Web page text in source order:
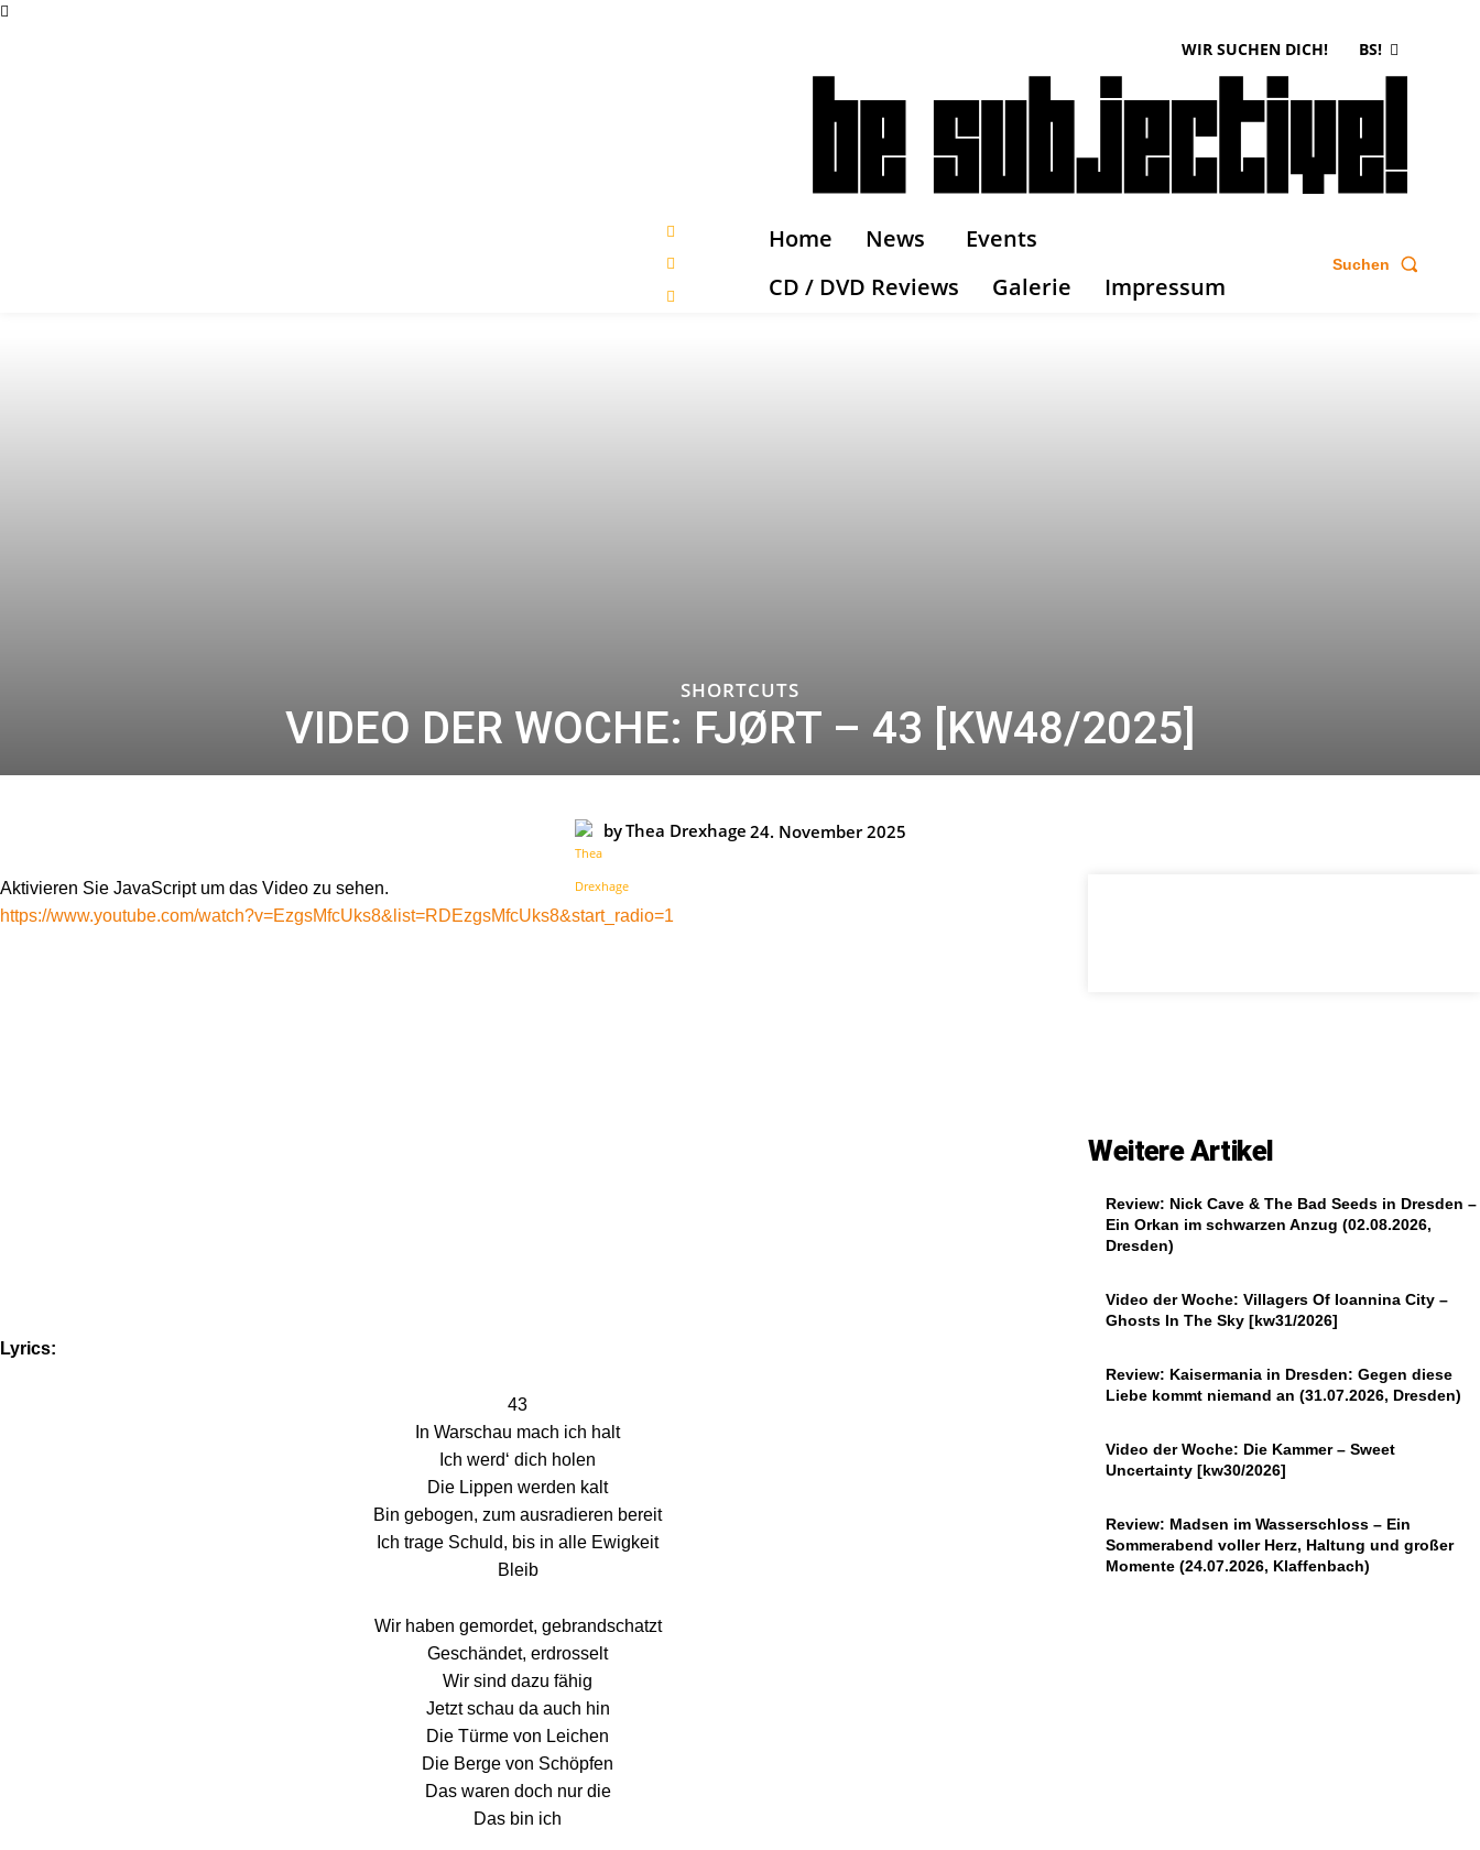
WIR SUCHEN DICH! BS!
Home News
Events
CD / DVD Reviews
Galerie Impressum
Suchen
SHORTCUTS
VIDEO DER WOCHE: FJØRT – 43 [KW48/2025]
byThea Drexhage 24. November 2025
Aktivieren Sie JavaScript um das Video zu sehen.
https://www.youtube.com/watch?v=EzgsMfcUks8&list=RDEzgsMfcUks8&start_radio=1
Lyrics:
43
In Warschau mach ich halt
Ich werd‘ dich holen
Die Lippen werden kalt
Bin gebogen, zum ausradieren bereit
Ich trage Schuld, bis in alle Ewigkeit
Bleib
Wir haben gemordet, gebrandschatzt
Geschändet, erdrosselt
Wir sind dazu fähig
Jetzt schau da auch hin
Die Türme von Leichen
Die Berge von Schöpfen
Das waren doch nur die
Das bin ich
Weitere Artikel
Review: Nick Cave & The Bad Seeds in Dresden –
Ein Orkan im schwarzen Anzug (02.08.2026,
Dresden)
Video der Woche: Villagers Of Ioannina City –
Ghosts In The Sky [kw31/2026]
Review: Kaisermania in Dresden: Gegen diese
Liebe kommt niemand an (31.07.2026, Dresden)
Video der Woche: Die Kammer – Sweet
Uncertainty [kw30/2026]
Review: Madsen im Wasserschloss – Ein
Sommerabend voller Herz, Haltung und großer
Momente (24.07.2026, Klaffenbach)